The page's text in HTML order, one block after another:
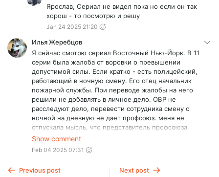
Ярослав, Сериал не видел пока но если он так
хорош - то посмотрю и решу
Jan 24 2025 21:20
Илья Жеребцов
Я сейчас смотрю сериал Восточный Нью-Йорк. В 11
серии была жалоба от воровки о превышении
допустимой силы. Если кратко - есть полицейский,
работающий в ночную смену. Его отец начальник
пожарной службы. При переводе жалобы на него
решили не добавлять в личное дело. ОВР не
расследуют дело, перевести сотрудника смену с
ночной на дневную не дает профсоюз. меня не
отпускала мысль, что представитель профсоюза
прикрывает. не удивлюсь, если тут замешаны деньги
и связи. Он старался говорить за виновного, давил на
начальника конкретного участка, где работал тот
начальника, мол не будет у тебя нашей поддержки.
Show comment
Feb 04 2025 07:31
Previous post Next post